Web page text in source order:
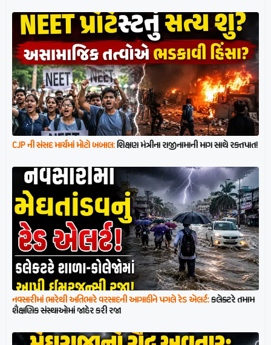
CJP ની સંસદ માર્ચમાં મોટો બબાલ:શિક્ષણ મંત્રીના રાજીનામાની માગ સાથે રક્તપાત!
નવસારીમાં ભારેથી અતિભારે વરસાદની આગાહીને પગલે રેડ એલર્ટ:કલેક્ટરે તમામ
શૈક્ષણિક સંસ્થાઓમાં જાહેર કરી રજા